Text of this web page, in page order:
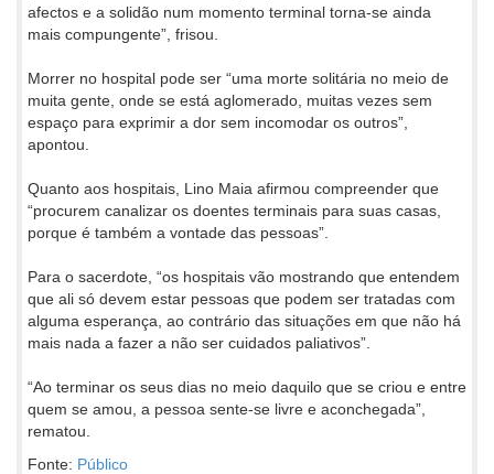
afectos e a solidão num momento terminal torna-se ainda
mais compungente”, frisou.
Morrer no hospital pode ser “uma morte solitária no meio de
muita gente, onde se está aglomerado, muitas vezes sem
espaço para exprimir a dor sem incomodar os outros”,
apontou.
Quanto aos hospitais, Lino Maia afirmou compreender que
“procurem canalizar os doentes terminais para suas casas,
porque é também a vontade das pessoas”.
Para o sacerdote, “os hospitais vão mostrando que entendem
que ali só devem estar pessoas que podem ser tratadas com
alguma esperança, ao contrário das situações em que não há
mais nada a fazer a não ser cuidados paliativos”.
“Ao terminar os seus dias no meio daquilo que se criou e entre
quem se amou, a pessoa sente-se livre e aconchegada”,
rematou.
Fonte: Público